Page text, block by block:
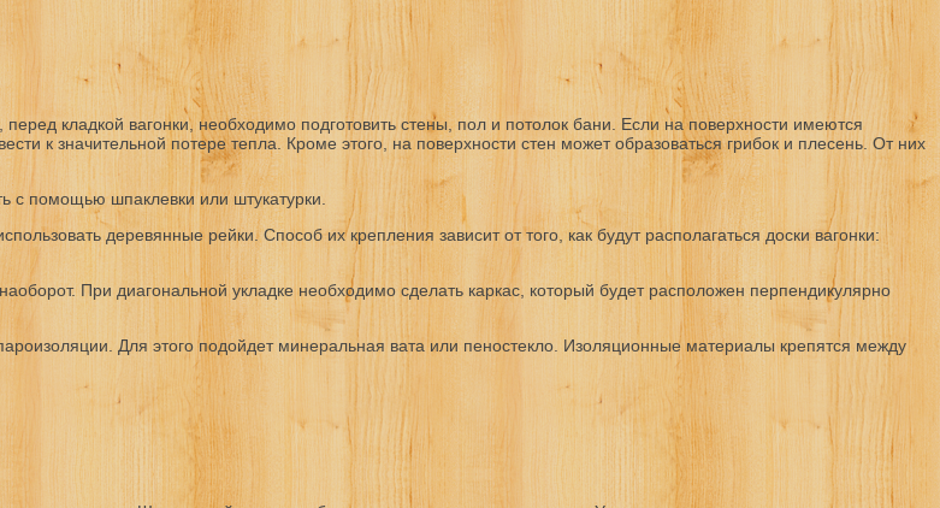
кладкой вагонки, необходимо подготовить стены, пол и потолок бани. Если на поверхности имеются
к значительной потере тепла. Кроме этого, на поверхности стен может образоваться грибок и плесень. От них
помощью шпаклевки или штукатурки.
деревянные рейки. Способ их крепления зависит от того, как будут располагаться доски вагонки:
При диагональной укладке необходимо сделать каркас, который будет расположен перпендикулярно
Для этого подойдет минеральная вата или пеностекло. Изоляционные материалы крепятся между